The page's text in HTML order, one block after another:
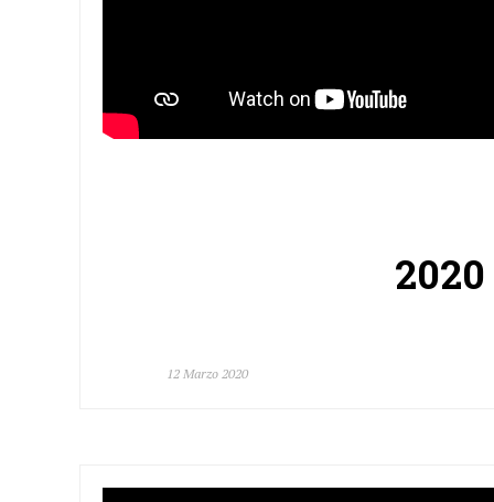
12 Marzo 2020